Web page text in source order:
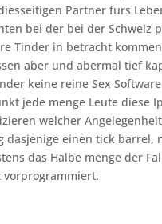
Partner furs
bei der bei der Schweiz
Tinder in betracht
aber und abermal tief
keine reine Sex
jede menge Leute diese
welcher
dasjenige einen tick barrel,
das Halbe menge der
vorprogrammiert.